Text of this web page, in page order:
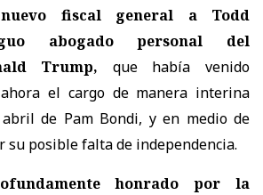
fiscal general a Todd
abogado personal del
Trump, que había venido
el cargo de manera interina
de Pam Bondi, y en medio de
su posible falta de independencia.
honrado por la